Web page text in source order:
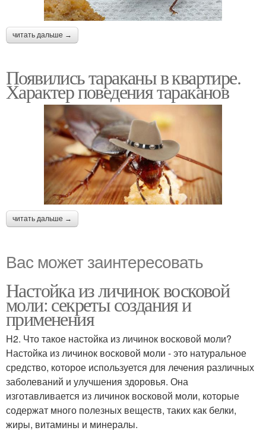
читать дальше →
Появились тараканы в квартире.
Характер поведения тараканов
читать дальше →
Вас может заинтересовать
Настойка из личинок восковой
моли: секреты создания и
применения
H2. Что такое настойка из личинок восковой моли?
Настойка из личинок восковой моли - это натуральное
средство, которое используется для лечения различных
заболеваний и улучшения здоровья. Она
изготавливается из личинок восковой моли, которые
содержат много полезных веществ, таких как белки,
жиры, витамины и минералы.